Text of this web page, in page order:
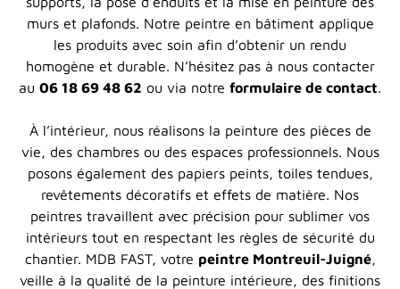
murs et plafonds. Notre peintre en bâtiment applique
les produits avec soin afin d’obtenir un rendu
homogène et durable. N’hésitez pas à nous contacter
au 06 18 69 48 62 ou via notre formulaire de contact.
À l’intérieur, nous réalisons la peinture des pièces de
vie, des chambres ou des espaces professionnels. Nous
posons également des papiers peints, toiles tendues,
revêtements décoratifs et effets de matière. Nos
peintres travaillent avec précision pour sublimer vos
intérieurs tout en respectant les règles de sécurité du
chantier. MDB FAST, votre peintre Montreuil-Juigné,
veille à la qualité de la peinture intérieure, des finitions